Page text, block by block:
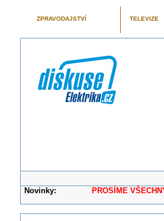
ZPRAVODAJSTVÍ TELEVIZE
Novinky: PROSÍME VŠECHNY